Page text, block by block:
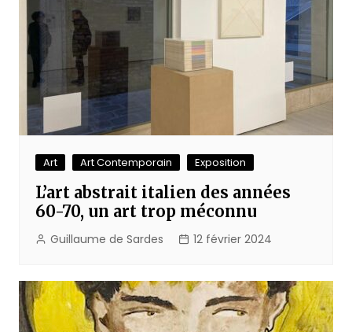
Art Art Contemporain Exposition
L’art abstrait italien des années
60-70, un art trop méconnu
Guillaume de Sardes 12 février 2024